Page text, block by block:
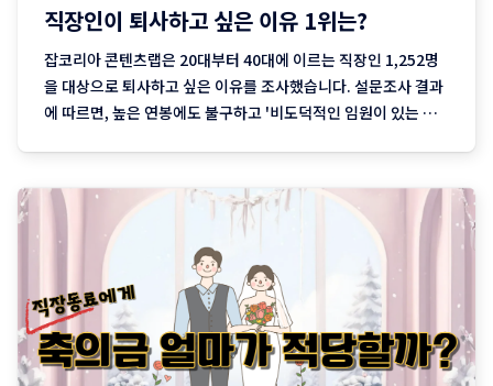
직장인이 퇴사하고 싶은 이유 1위는?
잡코리아 콘텐츠랩은 20대부터 40대에 이르는 직장인 1,252명
을 대상으로 퇴사하고 싶은 이유를 조사했습니다. 설문조사 결과
에 따르면, 높은 연봉에도 불구하고 '비도덕적인 임원이 있는 회
34.5%로 높은 비율을 보였습니다. 부도덕한 임원 외에도 '직장
인들은 회사 운영